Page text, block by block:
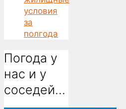
условия
за
полгода
Погода у
нас и у
соседей…